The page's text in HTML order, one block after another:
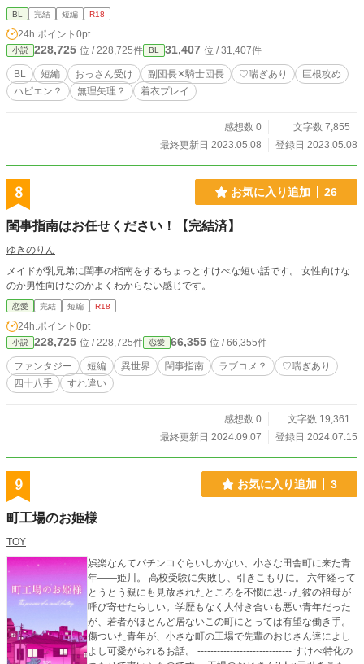
しでＲシーンあります よろしくお願いします（一旦完結48話
BL 完結 短編 R18
24h.ポイント 0pt
小説 228,725 位 / 228,725件 BL 31,407 位 / 31,407件
BL 短編 おっさん受け 副団長✕騎士団長 ♡喘ぎあり
巨根攻め
ハピエン？
無理矢理？ 着衣プレイ
感想数 0
文字数 7,855
最終更新日 2023.05.08
登録日 2023.05.08
8 お気に入り追加 26
閨事指南はお任せください！【完結済】
ゆきのりん
メイドが乳兄弟に閨事の指南をするちょっとすけべな短い話です。 女性向けな
のか男性向けなのかよくわからない感じです。
恋愛 完結 短編 R18
24h.ポイント 0pt
小説 228,725 位 / 228,725件 恋愛 66,355 位 / 66,355件
ファンタジー 短編 異世界 閨事指南 ラブコメ？
♡喘ぎあり
四十八手
すれ違い
感想数 0
文字数 19,361
最終更新日 2024.09.07
登録日 2024.07.15
9 お気に入り追加 3
町工場のお姫様
TOY
娯楽なんてパチンコぐらいしかない、小さな田舎町に来た青
年——姫川。 高校受験に失敗し、引きこもりに。 六年経って
とうとう親にも見放されたところを不憫に思った彼の祖母が
呼び寄せたらしい。学歴もなく人付き合いも悪い青年だった
が、若者がほとんど居ないこの町にとっては有望な働き手。
傷ついた青年が、小さな町の工場で先輩のおじさん達によし
よし可愛がられるお話。 ----------------------------- すけべ特化の